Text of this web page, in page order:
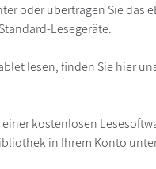
oder übertragen Sie das
Lesegeräte.
lesen, finden Sie hier
kostenlosen
in Ihrem Konto